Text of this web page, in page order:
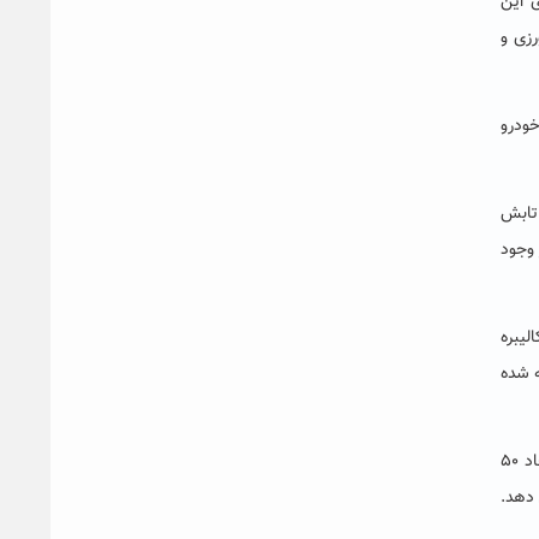
و
تابش
شده
استاد تمام گروه مهندسی مواد و پلیمر دانشگاه حکیم سبزواری با اشاره به اینکه این دستگاه توسط ترکیبی از لامپ­ های زنون و هالوژن در ابعاد ۵۰
دهد.